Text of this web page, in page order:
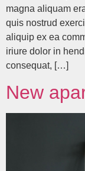
magna aliquam
quis nostrud
aliquip ex ea
iriure dolor in
consequat, […]
New